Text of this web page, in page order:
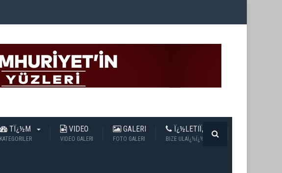
TÏ¿½M
KATEGORILER
VIDEO
VIDEO GALERI
GALERI
FOTO GALERI
Ï¿½LETIÏ¿½IM
BIZE ULAÏ¿½Ï¿½N